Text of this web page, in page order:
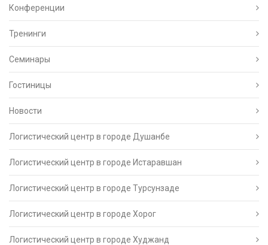
Конференции
Тренинги
Семинары
Гостиницы
Новости
Логистический центр в городе Душанбе
Логистический центр в городе Истаравшан
Логистический центр в городе Турсунзаде
Логистический центр в городе Хорог
Логистический центр в городе Худжанд